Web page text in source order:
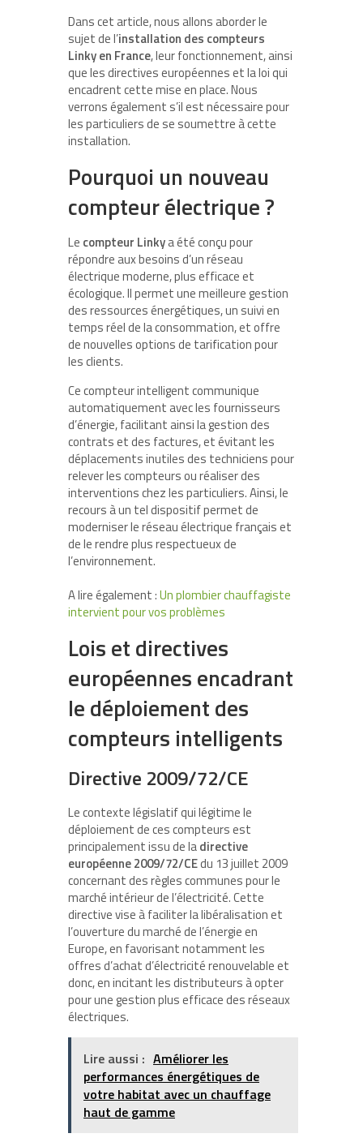
Dans cet article, nous allons aborder le
sujet de l’installation des compteurs
Linky en France, leur fonctionnement, ainsi
que les directives européennes et la loi qui
encadrent cette mise en place. Nous
verrons également s’il est nécessaire pour
les particuliers de se soumettre à cette
installation.
Pourquoi un nouveau
compteur électrique ?
Le compteur Linkya été conçu pour
répondre aux besoins d’un réseau
électrique moderne, plus efficace et
écologique. Il permet une meilleure gestion
des ressources énergétiques, un suivi en
temps réel de la consommation, et offre
de nouvelles options de tarification pour
les clients.
Ce compteur intelligent communique
automatiquement avec les fournisseurs
d’énergie, facilitant ainsi la gestion des
contrats et des factures, et évitant les
déplacements inutiles des techniciens pour
relever les compteurs ou réaliser des
interventions chez les particuliers. Ainsi, le
recours à un tel dispositif permet de
moderniser le réseau électrique français et
de le rendre plus respectueux de
l’environnement.
A lire également :Un plombier chauffagiste
intervient pour vos problèmes
Lois et directives
européennes encadrant
le déploiement des
compteurs intelligents
Directive 2009/72/CE
Le contexte législatif qui légitime le
déploiement de ces compteurs est
principalement issu de ladirective
européenne 2009/72/CEdu 13 juillet 2009
concernant des règles communes pour le
marché intérieur de l’électricité. Cette
directive vise à faciliter la libéralisation et
l’ouverture du marché de l’énergie en
Europe, en favorisant notamment les
offres d’achat d’électricité renouvelable et
donc, en incitant les distributeurs à opter
pour une gestion plus efficace des réseaux
électriques.
Lire aussi : Améliorer les
performances énergétiques de
votre habitat avec un chauffage
haut de gamme